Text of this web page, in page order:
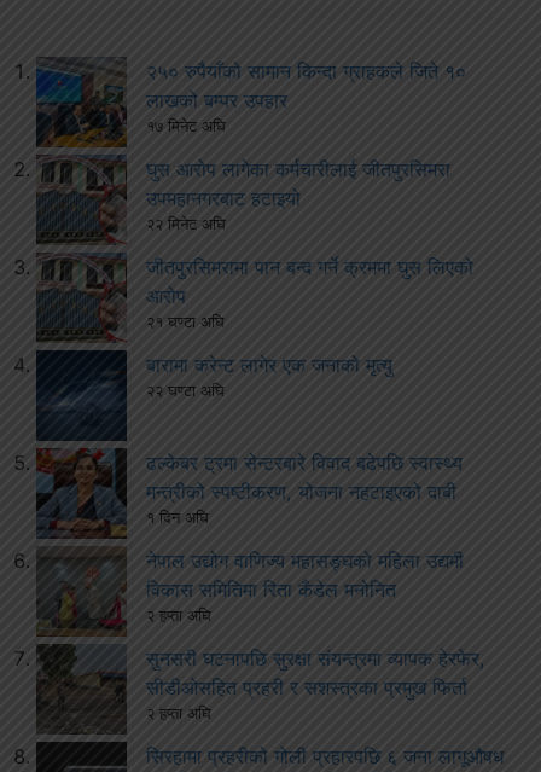
२५० रुपैयाँको सामान किन्दा ग्राहकले जिते १०
लाखको बम्पर उपहार
१७ मिनेट अघि
घुस आरोप लागेका कर्मचारीलाई जीतपुरसिमरा
उपमहानगरबाट हटाइयो
२२ मिनेट अघि
जीतपुरसिमरामा पान बन्द गर्ने क्रममा घुस लिएको
आरोप
२१ घण्टा अघि
बारामा करेन्ट लागेर एक जनाको मृत्यु
२२ घण्टा अघि
ढल्केबर ट्रमा सेन्टरबारे विवाद बढेपछि स्वास्थ्य
मन्त्रीको स्पष्टीकरण, योजना नहटाइएको दाबी
१ दिन अघि
नेपाल उद्योग वाणिज्य महासङ्घको महिला उद्यमी
विकास समितिमा रिता कँडेल मनोनित
२ हप्ता अघि
सुनसरी घटनापछि सुरक्षा संयन्त्रमा व्यापक हेरफेर,
सीडीओसहित प्रहरी र सशस्त्रका प्रमुख फिर्ता
२ हप्ता अघि
सिरहामा प्रहरीको गोली प्रहारपछि ६ जना लागूऔषध